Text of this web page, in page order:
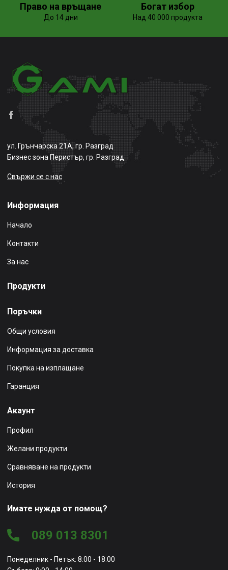
Право на връщане
До 14 дни
Богат избор
Над 40 000 продукта
ул. Грънчарска 21А, гр. Разград
Бизнес зона Перистър, гр. Разград
Свържи се с нас
Информация
Начало
Контакти
За нас
Продукти
Поръчки
Общи условия
Информация за доставка
Покупка на изплащане
Гаранция
Акаунт
Профил
Желани продукти
Сравняване на продукти
История
Имате нужда от помощ?
089 013 8301
Понеделник - Петък: 8:00 - 18:00